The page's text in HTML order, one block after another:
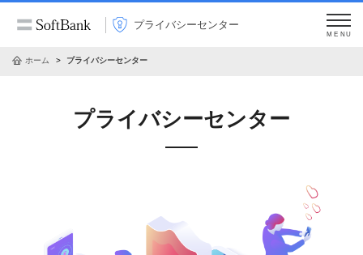
プライバシーセンター
MENU
ホーム プライバシーセンター
プライバシーセンター